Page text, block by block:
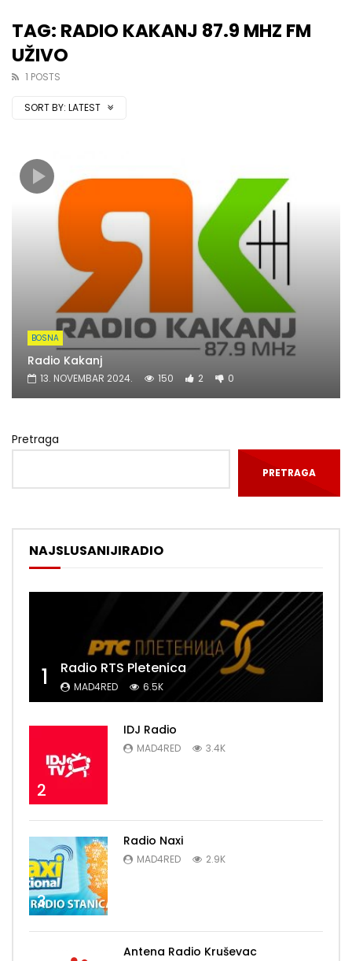
TAG: RADIO KAKANJ 87.9 MHZ FM
UŽIVO
1 POSTS
SORT BY: LATEST
BOSNA
Radio Kakanj
13. NOVEMBAR 2024. 150 2 0
Pretraga
PRETRAGA
NAJSLUSANIJIRADIO
1 Radio RTS Pletenica
MAD4RED 6.5K
2
IDJ Radio
MAD4RED 3.4K
3
Radio Naxi
MAD4RED 2.9K
Antena Radio Kruševac